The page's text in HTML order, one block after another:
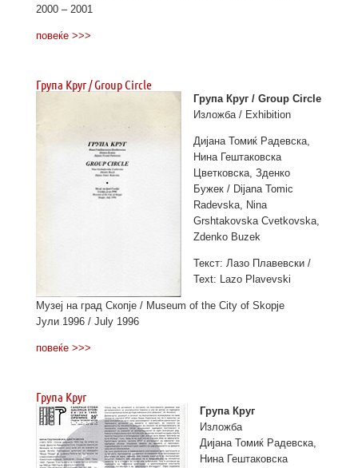
2000 – 2001
повеќе >>>
Група Круг / Group Circle
Група Круг / Group Circle
Изложба / Exhibition
Дијана Томиќ Радевска,
Нина Гештаковска
Цветковска, Зденко
Бужек / Dijana Tomic
Radevska, Nina
Grshtakovska Cvetkovska,
Zdenko Buzek
Текст: Лазо Плавевски /
Text: Lazo Plavevski
Музеј на град Скопје / Museum of the City of Skopje
Јули 1996 / July 1996
повеќе >>>
Група Круг
Група Круг
Изложба
Дијана Томиќ Радевска,
Нина Гештаковска